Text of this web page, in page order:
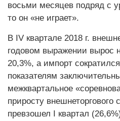
восьми месяцев подряд с
то он «не играет».
В IV квартале 2018 г.
годовом выражении вырос
20,3%, а импорт
показателям
межквартальное
приросту внешнеторгового
превзошел I квартал